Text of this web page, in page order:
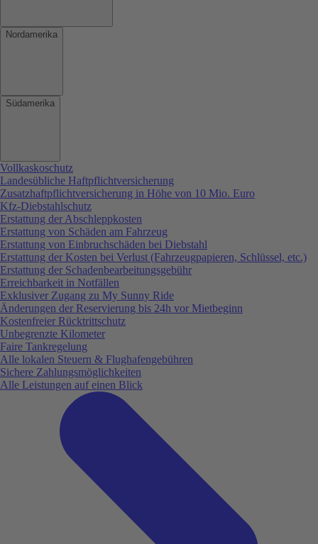
Nordamerika
Südamerika
Vollkaskoschutz
Landesübliche Haftpflichtversicherung
Zusatzhaftpflichtversicherung in Höhe von 10 Mio. Euro
Kfz-Diebstahlschutz
Erstattung der Abschleppkosten
Erstattung von Schäden am Fahrzeug
Erstattung von Einbruchschäden bei Diebstahl
Erstattung der Kosten bei Verlust (Fahrzeugpapieren, Schlüssel, etc.)
Erstattung der Schadenbearbeitungsgebühr
Erreichbarkeit in Notfällen
Exklusiver Zugang zu My Sunny Ride
Änderungen der Reservierung bis 24h vor Mietbeginn
Kostenfreier Rücktrittschutz
Unbegrenzte Kilometer
Faire Tankregelung
Alle lokalen Steuern & Flughafengebühren
Sichere Zahlungsmöglichkeiten
Alle Leistungen auf einen Blick